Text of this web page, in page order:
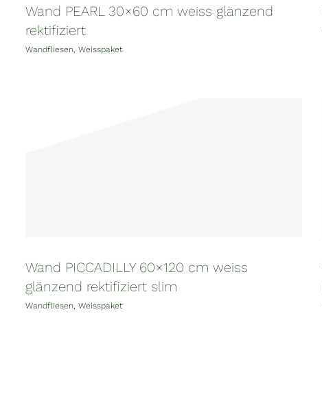
Wand PEARL 30×60 cm weiss glänzend
rektifiziert
Wandfliesen Weisspaket
Wand PICCADILLY 60×120 cm weiss
glänzend rektifiziert slim
Wandfliesen Weisspaket